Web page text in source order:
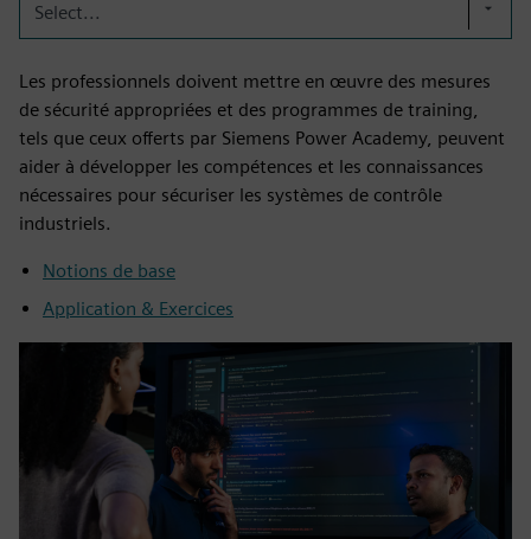
Select...
Les professionnels doivent mettre en œuvre des mesures
de sécurité appropriées et des programmes de training,
tels que ceux offerts par Siemens Power Academy, peuvent
aider à développer les compétences et les connaissances
nécessaires pour sécuriser les systèmes de contrôle
industriels.
Notions de base
Application & Exercices